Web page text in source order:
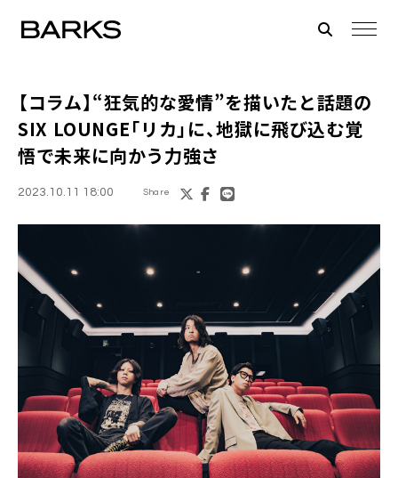
【コラム】“狂気的な愛情”を描いたと話題の
SIX LOUNGE「リカ」に、地獄に飛び込む覚
悟で未来に向かう力強さ
2023.10.11 18:00 Share